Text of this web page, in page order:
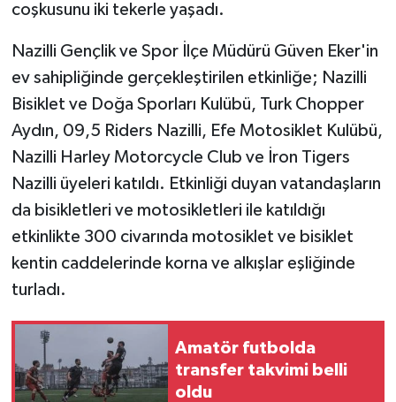
coşkusunu iki tekerle yaşadı.
Nazilli Gençlik ve Spor İlçe Müdürü Güven Eker'in
ev sahipliğinde gerçekleştirilen etkinliğe; Nazilli
Bisiklet ve Doğa Sporları Kulübü, Turk Chopper
Aydın, 09,5 Riders Nazilli, Efe Motosiklet Kulübü,
Nazilli Harley Motorcycle Club ve İron Tigers
Nazilli üyeleri katıldı. Etkinliği duyan vatandaşların
da bisikletleri ve motosikletleri ile katıldığı
etkinlikte 300 civarında motosiklet ve bisiklet
kentin caddelerinde korna ve alkışlar eşliğinde
turladı.
Amatör futbolda
transfer takvimi belli
oldu